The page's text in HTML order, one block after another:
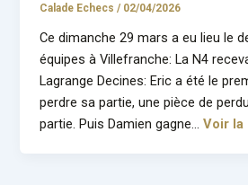
Calade Echecs/ 02/04/2026
Ce dimanche 29 mars a eu lieu le
équipes à Villefranche: La N4
Lagrange Decines: Eric a été le
perdre sa partie, une pièce de
partie. Puis Damien gagne…Voir la